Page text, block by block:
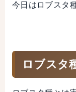
今日はロブスタ
ロブスタ